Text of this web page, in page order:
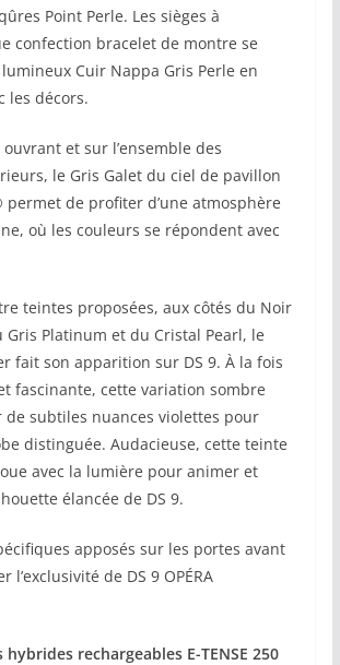
Point Perle. Les sièges à
confection bracelet de montre se
Cuir Nappa Gris Perle en
les décors.
et sur l’ensemble des
le Gris Galet du ciel de pavillon
de profiter d’une atmosphère
où les couleurs se répondent avec
teintes proposées, aux côtés du Noir
Gris Platinum et du Cristal Pearl, le
fait son apparition sur DS 9. À la fois
fascinante, cette variation sombre
de subtiles nuances violettes pour
distinguée. Audacieuse, cette teinte
avec la lumière pour animer et
élancée de DS 9.
apposés sur les portes avant
l’exclusivité de DS 9 OPÉRA
rechargeables E-TENSE 250